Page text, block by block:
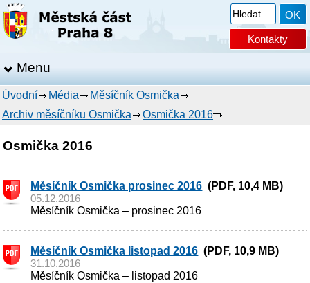
Kontakty
Menu
Úvodní Média
Měsíčník Osmička
Archiv měsíčníku Osmička
Osmička 2016
Osmička 2016
Měsíčník Osmička prosinec 2016 (PDF, 10,4 MB)
05.12.2016
Měsíčník Osmička – prosinec 2016
Měsíčník Osmička listopad 2016 (PDF, 10,9 MB)
31.10.2016
Měsíčník Osmička – listopad 2016